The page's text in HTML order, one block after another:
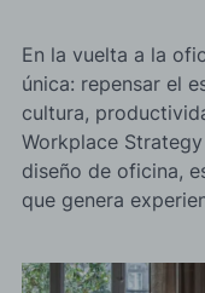
En la vuelta a la
única: repensar el
cultura,
Workplace
diseño de oficina,
que genera